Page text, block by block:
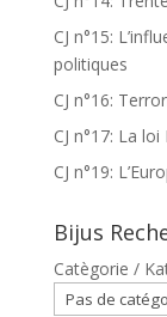
CJ n°15:
politiques
CJ n°16:
CJ n°17: La
CJ n°19:
Bijus
Catègorie /